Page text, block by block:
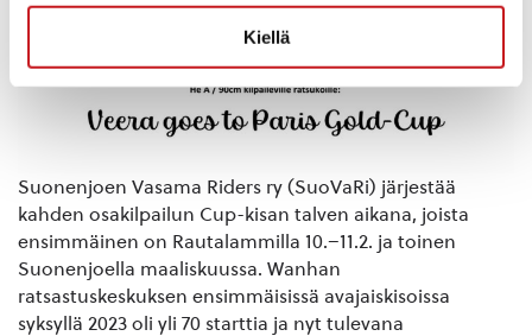
Kiellä
Suonenjoen Vasama Riders ry (SuoVaRi) järjestää
kahden osakilpailun Cup-kisan talven aikana, joista
ensimmäinen on Rautalammilla 10.–11.2. ja toinen
Suonenjoella maaliskuussa. Wanhan
ratsastuskeskuksen ensimmäisissä avajaiskisoissa
syksyllä 2023 oli yli 70 starttia ja nyt tulevana